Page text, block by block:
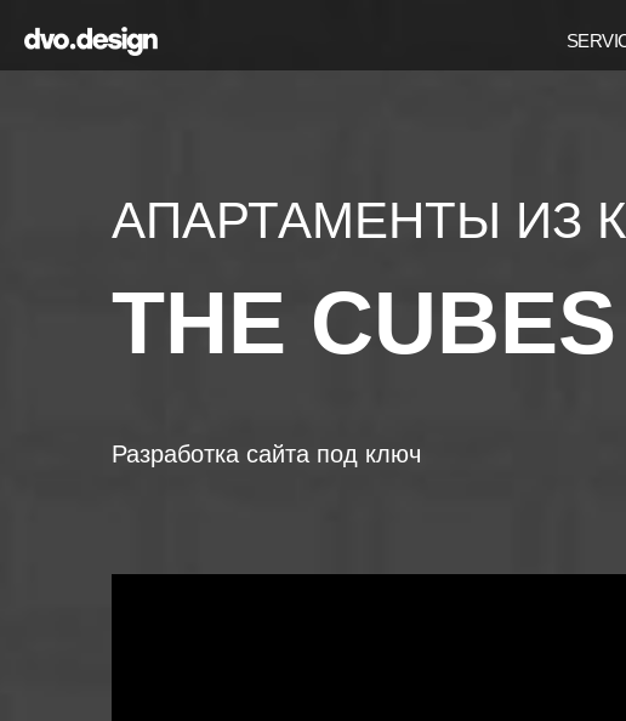
АПАРТАМЕНТЫ ИЗ
THE CUBES
Разработка сайта под ключ